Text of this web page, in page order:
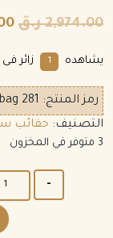
2,974.00 ر.ق
يشاهده 1 زائر
رمز المنتج: 281
التصنيف: حقائب
3 متوفر في المخزون